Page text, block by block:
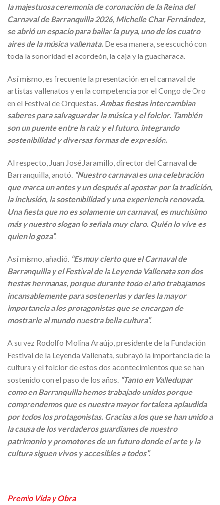
la majestuosa ceremonia de coronación de la Reina del
Carnaval de Barranquilla 2026, Michelle Char Fernández,
se abrió un espacio para bailar la puya, uno de los cuatro
aires de la música vallenata. De esa manera, se escuchó con
toda la sonoridad el acordeón, la caja y la guacharaca.
Así mismo, es frecuente la presentación en el carnaval de
artistas vallenatos y en la competencia por el Congo de Oro
en el Festival de Orquestas. Ambas fiestas intercambian
saberes para salvaguardar la música y el folclor. También
son un puente entre la raíz y el futuro, integrando
sostenibilidad y diversas formas de expresión.
Al respecto, Juan José Jaramillo, director del Carnaval de
Barranquilla, anotó. “Nuestro carnaval es una celebración
que marca un antes y un después al apostar por la tradición,
la inclusión, la sostenibilidad y una experiencia renovada.
Una fiesta que no es solamente un carnaval, es muchísimo
más y nuestro slogan lo señala muy claro. Quién lo vive es
quien lo goza”.
Así mismo, añadió. “Es muy cierto que el Carnaval de
Barranquilla y el Festival de la Leyenda Vallenata son dos
fiestas hermanas, porque durante todo el año trabajamos
incansablemente para sostenerlas y darles la mayor
importancia a los protagonistas que se encargan de
mostrarle al mundo nuestra bella cultura”.
A su vez Rodolfo Molina Araújo, presidente de la Fundación
Festival de la Leyenda Vallenata, subrayó la importancia de la
cultura y el folclor de estos dos acontecimientos que se han
sostenido con el paso de los años. “Tanto en Valledupar
como en Barranquilla hemos trabajado unidos porque
comprendemos que es nuestra mayor fortaleza aplaudida
por todos los protagonistas. Gracias a los que se han unido a
la causa de los verdaderos guardianes de nuestro
patrimonio y promotores de un futuro donde el arte y la
cultura siguen vivos y accesibles a todos”.
Premio Vida y Obra